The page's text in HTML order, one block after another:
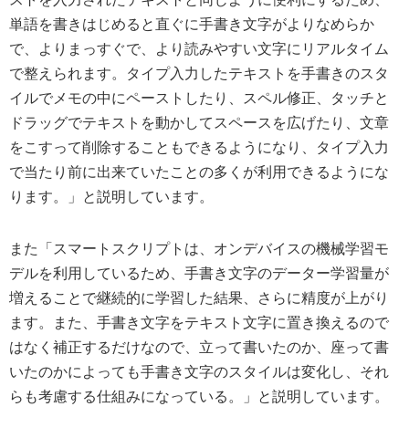
単語を書きはじめると直ぐに手書き文字がよりなめらか
で、よりまっすぐで、より読みやすい文字にリアルタイム
で整えられます。タイプ入力したテキストを手書きのスタ
イルでメモの中にペーストしたり、スペル修正、タッチと
ドラッグでテキストを動かしてスペースを広げたり、文章
をこすって削除することもできるようになり、タイプ入力
で当たり前に出来ていたことの多くが利用できるようにな
ります。」と説明しています。
また「スマートスクリプトは、オンデバイスの機械学習モ
デルを利用しているため、手書き文字のデーター学習量が
増えることで継続的に学習した結果、さらに精度が上がり
ます。また、手書き文字をテキスト文字に置き換えるので
はなく補正するだけなので、立って書いたのか、座って書
いたのかによっても手書き文字のスタイルは変化し、それ
らも考慮する仕組みになっている。」と説明しています。